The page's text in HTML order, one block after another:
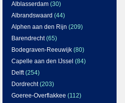
Alblasserdam (30)
Albrandswaard (44)
Alphen aan den Rijn (209)
Barendrecht(65)
Bodegraven-Reeuwijk (80)
Capelle aan den IJssel (84)
Delft(254)
Dordrecht(203)
Goeree-Overflakkee (112)